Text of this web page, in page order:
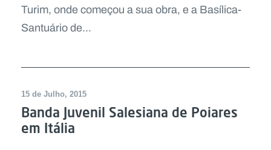
Turim, onde começou a sua obra, e a Basílica-
Santuário de...
15 de Julho, 2015
Banda Juvenil Salesiana de Poiares
em Itália